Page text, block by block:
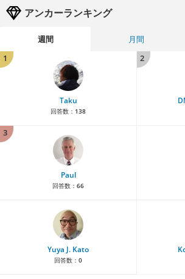
アンカーランキング
週間 月間
1
Taku
回答数： 138
2
3
Paul
回答数： 66
Yuya J. Kato
回答数： 0